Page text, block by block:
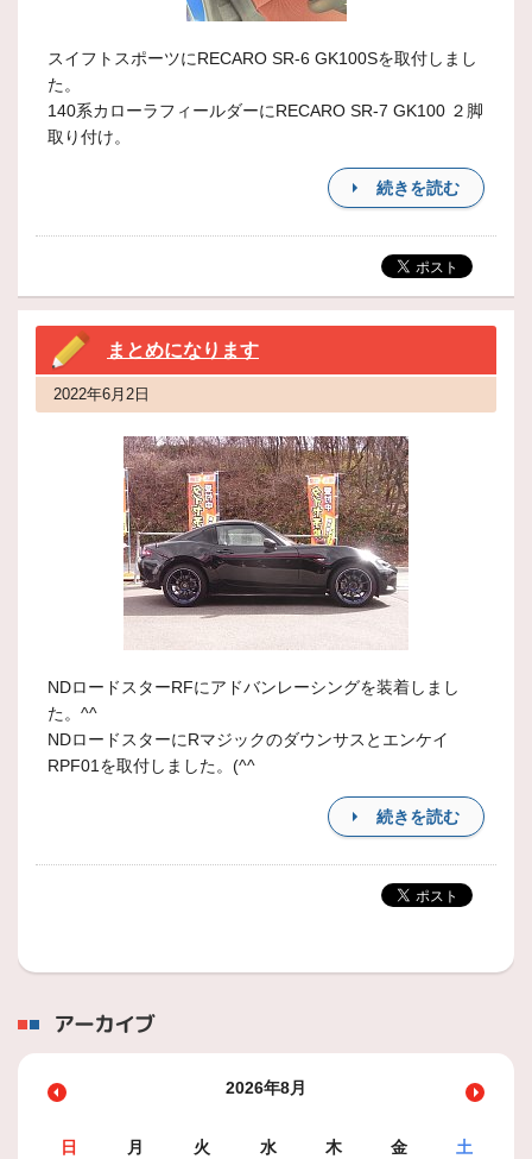
スイフトスポーツにRECARO SR-6 GK100Sを取付しまし
た。
140系カローラフィールダーにRECARO SR-7 GK100 ２脚
取り付け。
続きを読む
まとめになります
2022年6月2日
NDロードスターRFにアドバンレーシングを装着しまし
た。^^
NDロードスターにRマジックのダウンサスとエンケイ
RPF01を取付しました。(^^
続きを読む
アーカイブ
2026年8月
日 月 火 水 木 金
土